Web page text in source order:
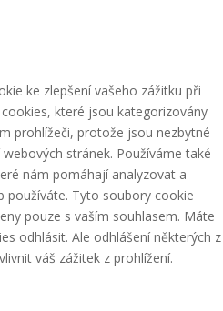
ke zlepšení vašeho zážitku při
které jsou kategorizovány
prohlížeči, protože jsou nezbytné
stránek. Používáme také
nám pomáhají analyzovat a
Tyto soubory cookie
pouze s vaším souhlasem. Máte
odhlásit. Ale odhlášení některých z
váš zážitek z prohlížení.